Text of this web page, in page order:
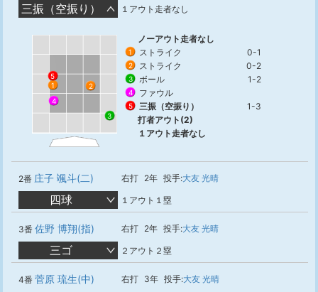
三振（空振り） １アウト走者なし
1 2
3
4
5
ノーアウト走者なし
1 ストライク 0-1
2 ストライク 0-2
3 ボール 1-2
4 ファウル
5 三振（空振り）
1-3
打者アウト(2)
１アウト走者なし
2番 庄子 颯斗(二) 右打 2年 投手:大友 光晴
四球 １アウト１塁
3番 佐野 博翔(指) 右打 2年 投手:大友 光晴
三ゴ ２アウト２塁
4番 菅原 琉生(中) 右打 3年 投手:大友 光晴